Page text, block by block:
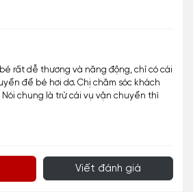
rất dễ thương và năng động, chỉ có cái
để bé hơi dơ. Chị chăm sóc khách
chung là trừ cái vụ vận chuyển thì
Viết đánh giá